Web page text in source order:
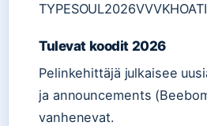
Tulevat koodit 2026
Pelinkehittäjä julkaisee
ja announcements
vanhenevat.